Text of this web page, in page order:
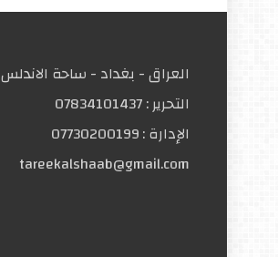
العراق - بغداد - ساحة الاندلس
التحریر :07834101437
الإدارة :07730200199
tareekalshaab@gmail.com